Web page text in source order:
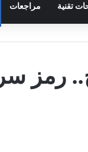
تقنية مراجعات